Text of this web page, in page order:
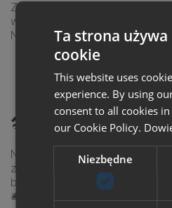
Zapraszamy firmy, sklepy oraz
współpracy!
Napisz, jeśli chcesz:
wprowadzićprodukty Zamst
zostać ambasadorem lub
🛠️ Masz problem z
Nie działają formularze,
zamówienie? Jeśli chcesz
bezpieczeństwa strony
🛎️
Ta strona
cookie
This website uses
experience. By using
consent to all cookies
our Cookie Policy.
Niezbędne